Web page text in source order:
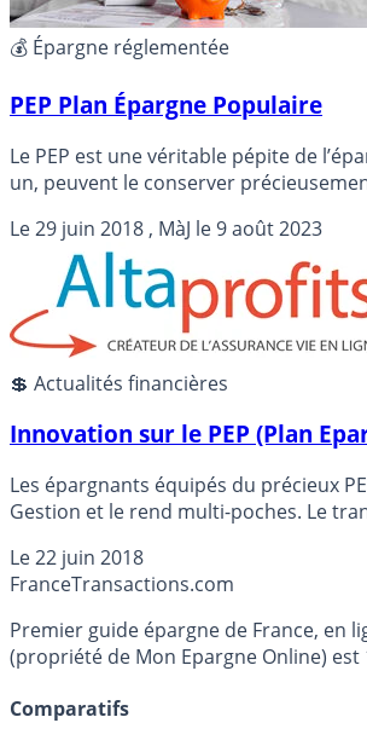
💰 Épargne réglementée
PEP Plan Épargne Populaire
Le PEP est une véritable pépite de
un, peuvent le conserver
Le29 juin 2018 , MàJ le9 août 2023
💲 Actualités financières
Innovation sur le PEP (Plan
Les épargnants équipés du précieux
Gestion et le rend multi-poches. Le transfert de votre PEP bancaire restant toujours
Le22 juin 2018
FranceTransactions.com
Premier guide épargne de France, en
(propriété de Mon Epargne Online)
Comparatifs